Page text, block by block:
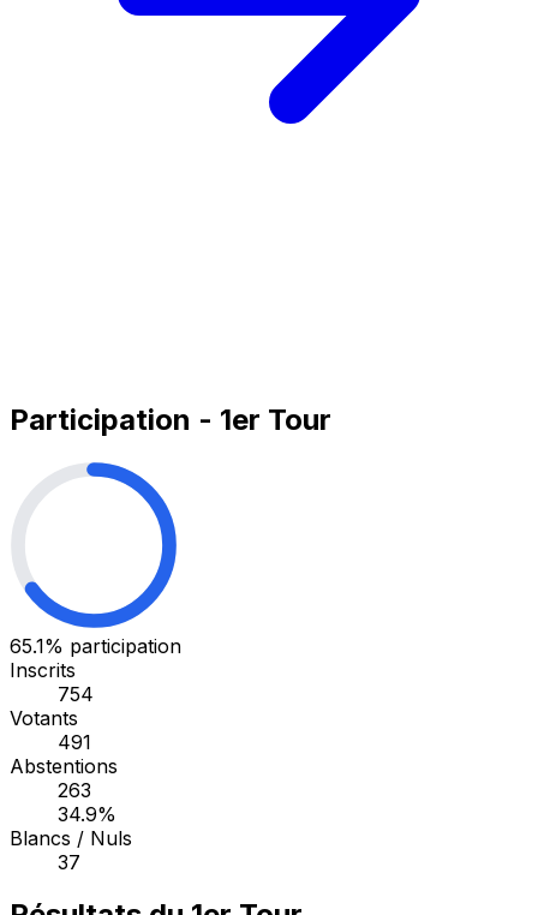
Participation - 1er Tour
65.1% participation
Inscrits
754
Votants
491
Abstentions
263
34.9%
Blancs / Nuls
37